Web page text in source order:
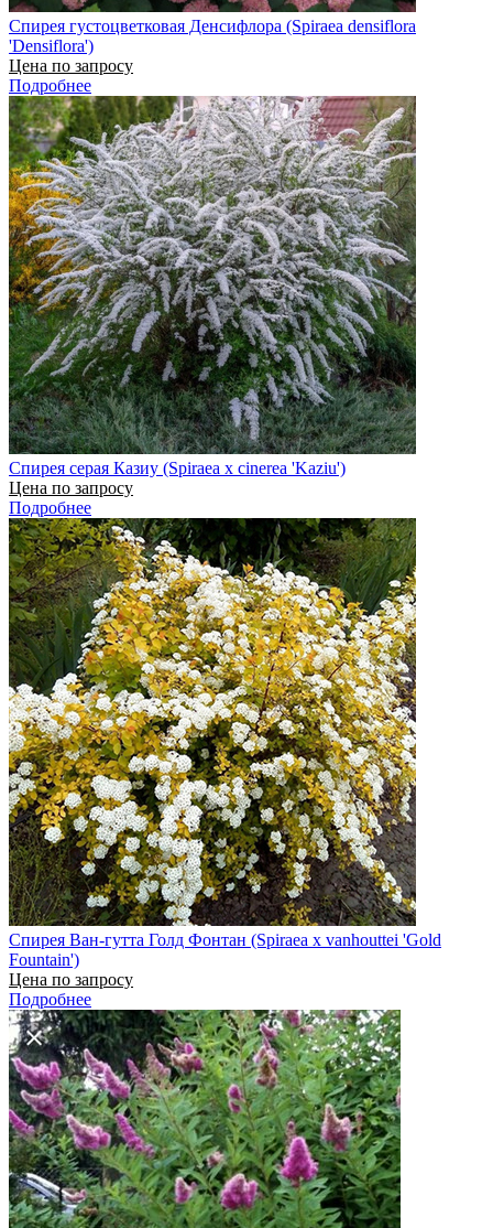
Спирея густоцветковая Денсифлора (Spiraea densiflora
'Densiflora')
Цена по запросу
Подробнее
Спирея серая Казиу (Spiraea x cinerea 'Kaziu')
Цена по запросу
Подробнее
Спирея Ван-гутта Голд Фонтан (Spiraea x vanhouttei 'Gold
Fountain')
Цена по запросу
Подробнее